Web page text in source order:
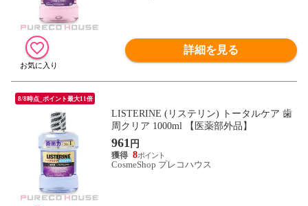
詳細を見る
8/8時点_ポイント最大11倍
LISTERINE (リステリン) トータルケア 歯
周クリア 1000ml 【医薬部外品】
961 円
8
CosmeShop プレコハウス